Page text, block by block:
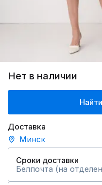
Нет в наличии
Доставка
Минск
Сроки доставки
Белпочта (на